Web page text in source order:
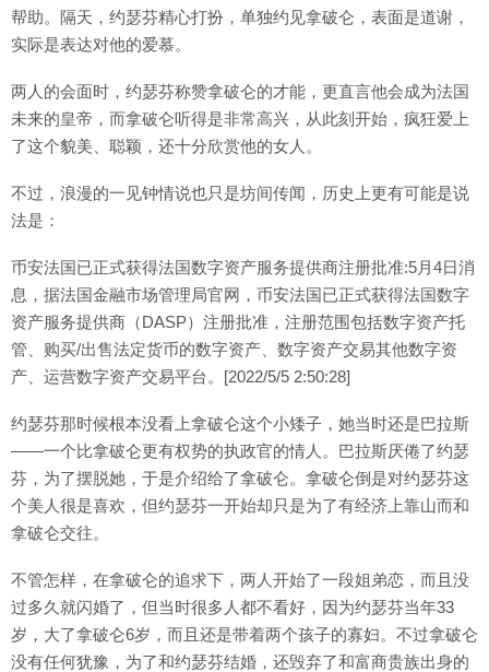
帮助。隔天，约瑟芬精心打扮，单独约见拿破仑，表面是道谢，
实际是表达对他的爱慕。
两人的会面时，约瑟芬称赞拿破仑的才能，更直言他会成为法国
未来的皇帝，而拿破仑听得是非常高兴，从此刻开始，疯狂爱上
了这个貌美、聪颖，还十分欣赏他的女人。
不过，浪漫的一见钟情说也只是坊间传闻，历史上更有可能是说
法是：
币安法国已正式获得法国数字资产服务提供商注册批准:5月4日消
息，据法国金融市场管理局官网，币安法国已正式获得法国数字
资产服务提供商（DASP）注册批准，注册范围包括数字资产托
管、购买/出售法定货币的数字资产、数字资产交易其他数字资
产、运营数字资产交易平台。[2022/5/5 2:50:28]
约瑟芬那时候根本没看上拿破仑这个小矮子，她当时还是巴拉斯
——一个比拿破仑更有权势的执政官的情人。巴拉斯厌倦了约瑟
芬，为了摆脱她，于是介绍给了拿破仑。拿破仑倒是对约瑟芬这
个美人很是喜欢，但约瑟芬一开始却只是为了有经济上靠山而和
拿破仑交往。
不管怎样，在拿破仑的追求下，两人开始了一段姐弟恋，而且没
过多久就闪婚了，但当时很多人都不看好，因为约瑟芬当年33
岁，大了拿破仑6岁，而且还是带着两个孩子的寡妇。不过拿破仑
没有任何犹豫，为了和约瑟芬结婚，还毁弃了和富商贵族出身的